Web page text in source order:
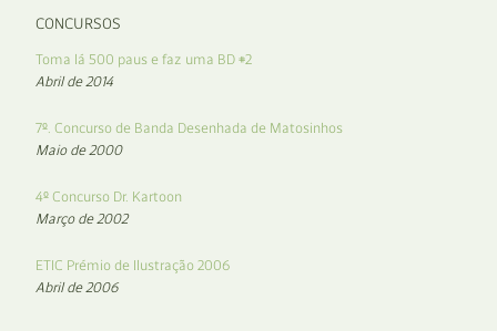
CONCURSOS
Toma lá 500 paus e faz uma BD #2
Abril de 2014
7º. Concurso de Banda Desenhada de Matosinhos
Maio de 2000
4º Concurso Dr. Kartoon
Março de 2002
ETIC Prémio de Ilustração 2006
Abril de 2006